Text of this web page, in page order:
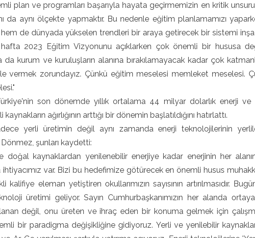
plan ve programları başarıyla hayata geçirmemizin en kritik
da aynı ölçekte yapmaktır. Bu nedenle eğitim planlamamızı
hem de dünyada yükselen trendleri bir araya getirecek bir sistemi inşa
2023 Eğitim Vizyonunu açıklarken çok önemli bir hususa
da kurum ve kuruluşların alanına bırakılamayacak kadar çok
vermek zorundayız. Çünkü eğitim meselesi memleket meselesi.
son dönemde yıllık ortalama 44 milyar dolarlık enerji
ağırlığının arttığı bir dönemin başlatıldığını hatırlattı.
yerli üretimin değil aynı zamanda enerji teknolojilerinin
şunları kaydetti:
doğal kaynaklardan yenilenebilir enerjiye kadar enerjinin her
ihtiyacımız var. Bizi bu hedefimize götürecek en önemli husus
kalifiye eleman yetiştiren okullarımızın sayısının artırılmasıdır.
üretimi geliyor. Sayın Cumhurbaşkanımızın her alanda
değil, onu üreten ve ihraç eden bir konuma gelmek için
bir paradigma değişikliğine gidiyoruz. Yerli ve yenilebilir